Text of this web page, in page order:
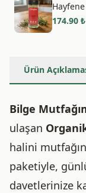
174.90 ₺
Ürün
Bilge
ulaşan
halini
paketiyle,
davetlerinize